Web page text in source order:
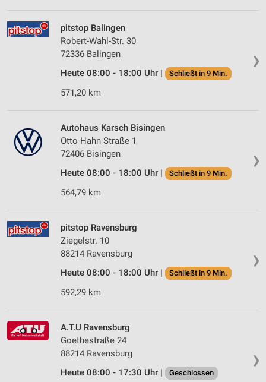
❯
pitstop Balingen
Robert-Wahl-Str. 30
72336 Balingen
Heute 08:00 - 18:00 Uhr |
Schließt in 9 Min.
571,20 km
❯
Autohaus Karsch Bisingen
Otto-Hahn-Straße 1
72406 Bisingen
Heute 08:00 - 18:00 Uhr |
Schließt in 9 Min.
564,79 km
❯
pitstop Ravensburg
Ziegelstr. 10
88214 Ravensburg
Heute 08:00 - 18:00 Uhr |
Schließt in 9 Min.
592,29 km
❯
A.T.U Ravensburg
Goethestraße 24
88214 Ravensburg
Heute 08:00 - 17:30 Uhr |
Geschlossen